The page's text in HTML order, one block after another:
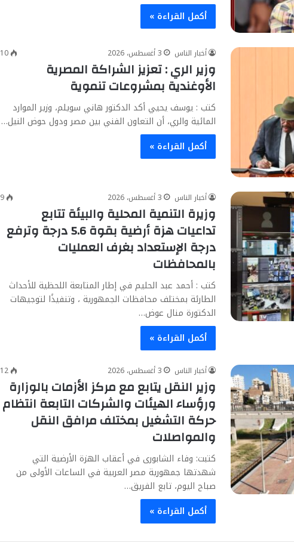
أكمل القراءة »
أخبار الناس 3 أغسطس، 2026 10
وزير الري : تعزيز الشراكة المصرية
الأوغندية بمشروعات تنموية
كتب : يوسف يحيي أكد الدكتور هاني سويلم، وزير الموارد
المائية والري، أن التعاون الفني بين مصر ودول حوض النيل…
أكمل القراءة »
أخبار الناس 3 أغسطس، 2026 9
وزيرة التنمية المحلية والبيئة تتابع
تداعيات هزة أرضية بقوة 5.6 درجة وترفع
درجة الإستعداد بغرف العمليات
بالمحافظات
كتب : أحمد عبد الحليم في إطار المتابعة اللحظية للأحداث
الطارئة بمختلف محافظات الجمهورية ، وتنفيذًا لتوجيهات
الدكتورة منال عوض…
أكمل القراءة »
أخبار الناس 3 أغسطس، 2026 12
وزير النقل يتابع مع مركز الأزمات بالوزارة
ورؤساء الهيئات والشركات التابعة انتظام
حركة التشغيل بمختلف مرافق النقل
والمواصلات
كتبت: وفاء الشابورى في أعقاب الهزة الأرضية التي
شهدتها جمهورية مصر العربية في الساعات الأولى من
صباح اليوم، تابع الفريق…
أكمل القراءة »